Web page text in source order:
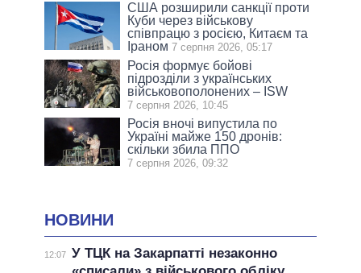
США розширили санкції проти
Куби через військову
співпрацю з росією, Китаєм та
Іраном 7 серпня 2026, 05:17
Росія формує бойові
підрозділи з українських
військовополонених – ISW
7 серпня 2026, 10:45
Росія вночі випустила по
Україні майже 150 дронів:
скільки збила ППО
7 серпня 2026, 09:32
НОВИНИ
12:07 У ТЦК на Закарпатті незаконно